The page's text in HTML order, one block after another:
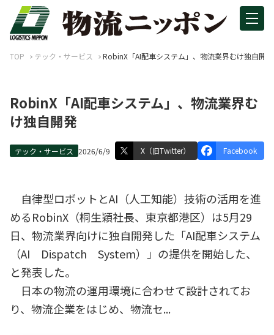
TOP テック・サービス RobinX「AI配車システム」、物流業界むけ独自開発
RobinX「AI配車システム」、物流業界む
け独自開発
テック・サービス 2026/6/9 X（旧Twitter） Facebook
自律型ロボットとAI（人工知能）技術の活用を進
めるRobinX（桐生穎社長、東京都港区）は5月29
日、物流業界向けに独自開発した「AI配車システム
（AI Dispatch System）」の提供を開始した、
と発表した。
日本の物流の運用環境に合わせて設計されてお
り、物流企業をはじめ、物流セ...